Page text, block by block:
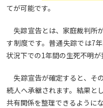
てが可能です。
失踪宣告とは、家庭裁判所
す制度です。普通失踪では7
状況下での1年間の生死不明が
失踪宣告が確定すると、そ
続人へ承継されます。結果と
共有関係を整理できるようにな